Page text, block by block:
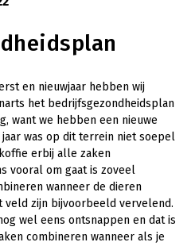
en nieuwjaar hebben wij
het bedrijfsgezondheidsplan
want we hebben een nieuwe
was op dit terrein niet soepel
erbij alle zaken
vooral om gaat is zoveel
wanneer de dieren
veld zijn bijvoorbeeld vervelend.
wel eens ontsnappen en dat is
combineren wanneer als je